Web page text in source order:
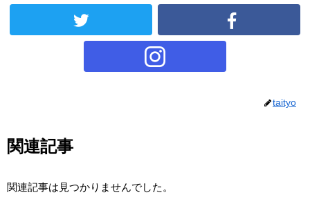
taityo
関連記事
関連記事は見つかりませんでした。